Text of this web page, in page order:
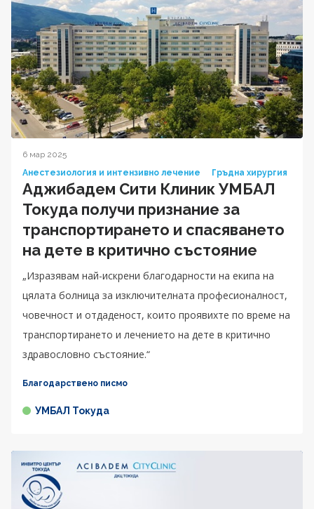
6 мар 2025
Анестезиология и интензивно лечение
Гръдна хирургия
Аджибадем Сити Клиник УМБАЛ
Токуда получи признание за
транспортирането и спасяването
на дете в критично състояние
„Изразявам най-искрени благодарности на екипа на
цялата болница за изключителната професионалност,
човечност и отдаденост, които проявихте по време на
транспортирането и лечението на дете в критично
здравословно състояние.“
Благодарствено писмо
УМБАЛ Токуда